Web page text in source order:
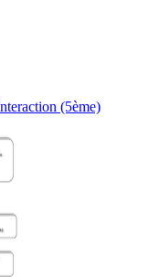
(5ème)